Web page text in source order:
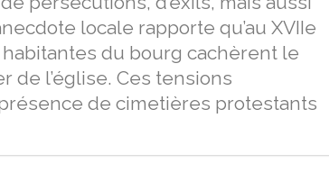
locale rapporte qu’au XVIIe
du bourg cachèrent le
de l’église. Ces tensions
de cimetières protestants